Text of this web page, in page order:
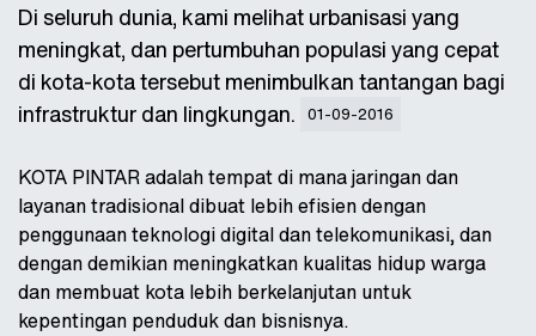
Di seluruh dunia, kami melihat urbanisasi yang
meningkat, dan pertumbuhan populasi yang cepat
di kota-kota tersebut menimbulkan tantangan bagi
infrastruktur dan lingkungan. 01-09-2016
KOTA PINTAR adalah tempat di mana jaringan dan
layanan tradisional dibuat lebih efisien dengan
penggunaan teknologi digital dan telekomunikasi, dan
dengan demikian meningkatkan kualitas hidup warga
dan membuat kota lebih berkelanjutan untuk
kepentingan penduduk dan bisnisnya.